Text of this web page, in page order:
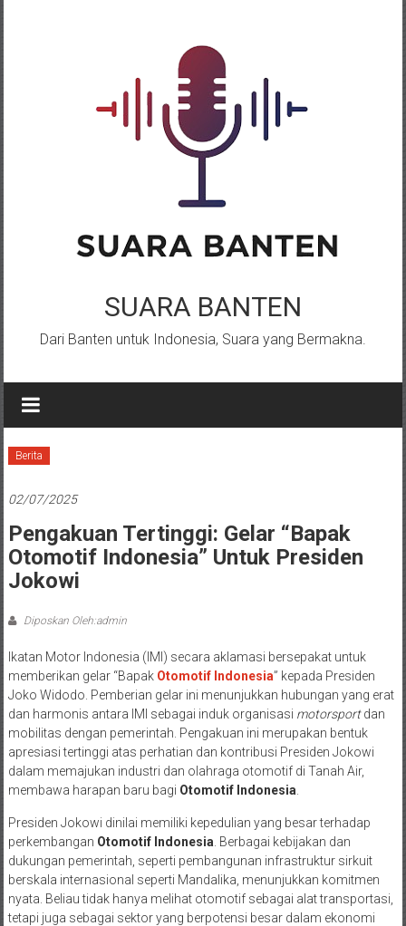
SUARA BANTEN
Dari Banten untuk Indonesia, Suara yang Bermakna.
Berita
02/07/2025
Pengakuan Tertinggi: Gelar “Bapak
Otomotif Indonesia” Untuk Presiden
Jokowi
Diposkan Oleh:admin
Ikatan Motor Indonesia (IMI) secara aklamasi bersepakat untuk
memberikan gelar “Bapak Otomotif Indonesia” kepada Presiden
Joko Widodo. Pemberian gelar ini menunjukkan hubungan yang erat
dan harmonis antara IMI sebagai induk organisasi motorsportdan
mobilitas dengan pemerintah. Pengakuan ini merupakan bentuk
apresiasi tertinggi atas perhatian dan kontribusi Presiden Jokowi
dalam memajukan industri dan olahraga otomotif di Tanah Air,
membawa harapan baru bagi Otomotif Indonesia
Presiden Jokowi dinilai memiliki kepedulian yang besar terhadap
perkembangan Otomotif Indonesia . Berbagai kebijakan dan
dukungan pemerintah, seperti pembangunan infrastruktur sirkuit
berskala internasional seperti Mandalika, menunjukkan komitmen
nyata. Beliau tidak hanya melihat otomotif sebagai alat transportasi,
tetapi juga sebagai sektor yang berpotensi besar dalam ekonomi